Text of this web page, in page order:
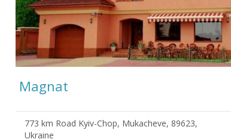
Magnat
773 km Road Kyiv-Chop, Mukacheve, 89623,
Ukraine